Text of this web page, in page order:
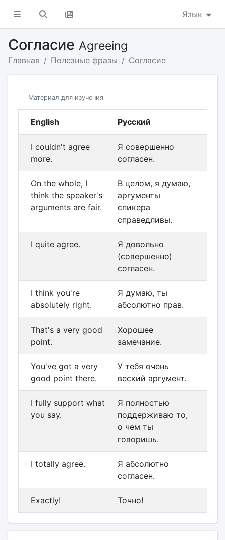
Язык
Согласие Agreeing
Главная Полезные фразы Согласие
Материал для изучения
English Русский
I couldn't agree
more.
Я совершенно
согласен.
On the whole, I
think the speaker's
arguments are fair.
В целом, я думаю,
аргументы
спикера
справедливы.
I quite agree.
Я довольно
(совершенно)
согласен.
I think you're
absolutely right.
Я думаю, ты
абсолютно прав.
That's a very good
point.
Хорошее
замечание.
You've got a very
good point there.
У тебя очень
веский аргумент.
I fully support what
you say.
Я полностью
поддерживаю то,
о чем ты
говоришь.
I totally agree.
Я абсолютно
согласен.
Exactly! Точно!